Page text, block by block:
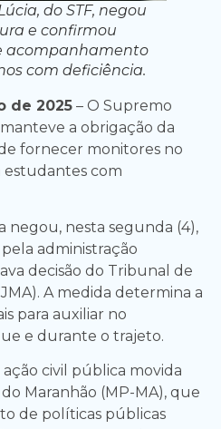
do STF, negou
e confirmou
acompanhamento
com deficiência.
de 2025 – O Supremo
a obrigação da
fornecer monitores no
estudantes com
negou, nesta segunda (4),
administração
decisão do Tribunal de
A medida determina a
para auxiliar no
e durante o trajeto.
civil pública movida
Maranhão (MP-MA), que
de políticas públicas